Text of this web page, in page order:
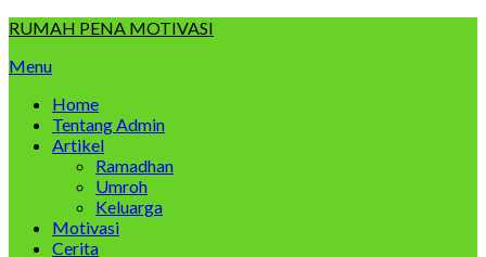
Skip
content
RUMAH PENA MOTIVASI
Menu
Home
Tentang Admin
Artikel
Ramadhan
Umroh
Keluarga
Motivasi
Cerita